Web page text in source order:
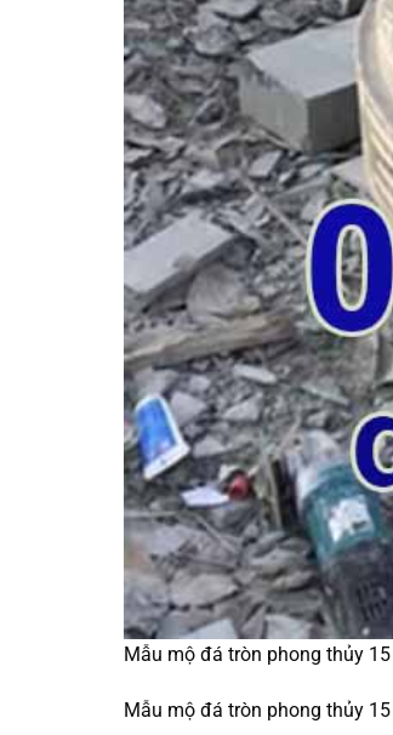
Mẫu mộ đá tròn phong thủy 15
Mẫu mộ đá tròn phong thủy 15